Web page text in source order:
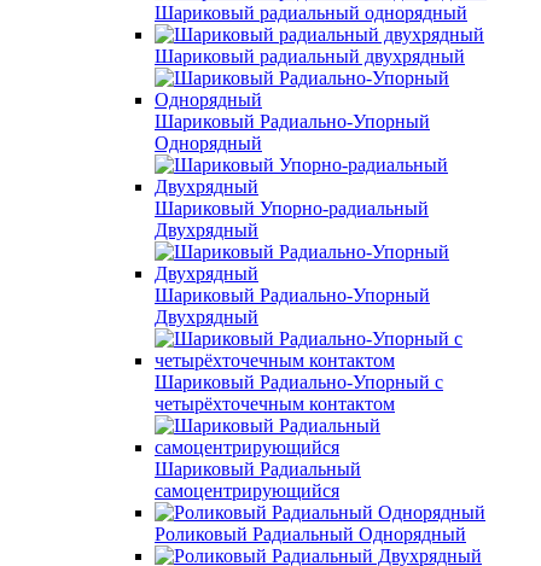
Шариковый радиальный однорядный
Шариковый радиальный двухрядный
Шариковый Радиально-Упорный
Однорядный
Шариковый Упорно-радиальный
Двухрядный
Шариковый Радиально-Упорный
Двухрядный
Шариковый Радиально-Упорный с
четырёхточечным контактом
Шариковый Радиальный
самоцентрирующийся
Роликовый Радиальный Однорядный